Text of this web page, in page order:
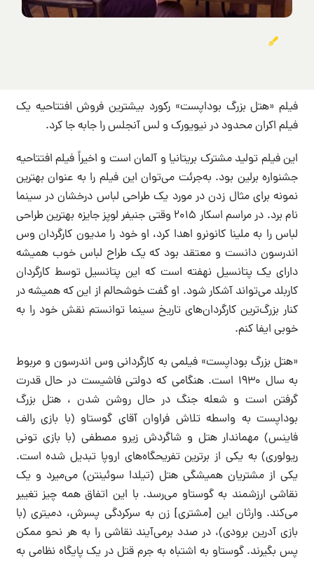
فیلم «هتل بزرگ بوداپست» رکورد بیشترین فروش افتتاحیه یک
فیلم اکران محدود در نیویورک و لس آنجلس را جابه جا کرد.
این فیلم تولید مشترک بریتانیا و آلمان است و اخیراً فیلم افتتاحیه
جشنواره برلین بود. به‌جرئت می‌توان این فیلم را به عنوان بهترین
نمونه برای مثال زدن در مورد یک طراحی لباس درخشان در سینما
نام برد. در مراسم اسکار ۲۰۱۵ وقتی جنیفر لوپز جایزه بهترین طراحی
لباس را به ملینا کانونرو اهدا کرد، او خود را مدیون کارگردان وس
اندرسون دانست و معتقد بود که یک طراح لباس خوب همیشه
دارای یک پتانسیل نهفته است که این پتانسیل توسط کارگردان
کاربلد می‌تواند آشکار شود. او گفت خوشحالم از این که همیشه در
کنار بزرگ‌ترین کارگردان‌های تاریخ سینما توانستم نقش خود را به
خوبی ایفا کنم.
«هتل بزرگ بوداپست» فیلمی به کارگردانی وس اندرسون و مربوط
به سال ۱۹۳۰ است. هنگامی که دولتی فاشیست در حال قدرت
گرفتن است و شعله جنگ در حال روشن شدن ، هتل بزرگ
بوداپست به واسطه تلاش فراوان آقای گوستاو (با بازی رالف
فاینس) مهماندار هتل و شاگردش زیرو مصطفی (با بازی تونی
ریولوری) به یکی از برترین تفریحگاه‌های اروپا تبدیل شده است.
یکی از مشتریان همیشگی هتل (تیلدا سوئینتن) می‌میرد و یک
نقاشی ارزشمند به گوستاو می‌رسد. با این اتفاق همه چیز تغییر
می‌کند. وارثان این [مشتری] زن به سرکردگی پسرش، دمیتری (با
بازی آدرین برودی)، در صدد برمی‌آیند نقاشی را به هر نحو ممکن
پس بگیرند. گوستاو به اشتباه به جرم قتل در یک پایگاه نظامی به